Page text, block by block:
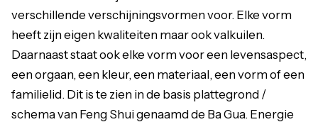
verschillende verschijningsvormen voor. Elke vorm
heeft zijn eigen kwaliteiten maar ook valkuilen.
Daarnaast staat ook elke vorm voor een levensaspect,
een orgaan, een kleur, een materiaal, een vorm of een
familielid. Dit is te zien in de basis plattegrond /
schema van Feng Shui genaamd de Ba Gua. Energie